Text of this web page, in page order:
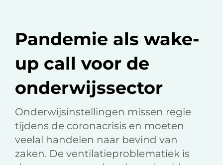
c
b
o
n
-
Pandemie als wake-
up call voor de
onderwijssector
Onderwijsinstellingen missen regie
tijdens de coronacrisis en moeten
veelal handelen naar bevind van
zaken. De ventilatieproblematiek is